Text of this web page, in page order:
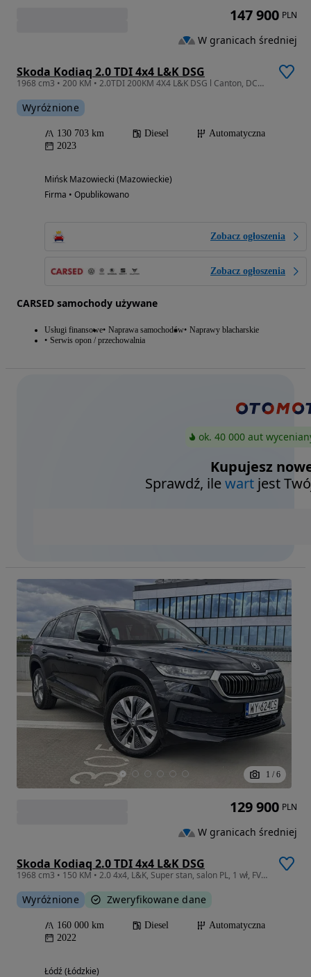
Skoda Kodiaq 2.0 TDI 4x4 L&K DSG
1968 cm3 • 200 KM • 2.0TDI 200KM 4X4 L&K DSG l Canton, DCC, Full LED, Kamera 360°, VAT23%
Wyróżnione
130 703 km Diesel
Automatyczna
2023
Mińsk Mazowiecki (Mazowieckie)
Firma • Opublikowano
Zobacz ogłoszenia
Zobacz ogłoszenia
CARSED samochody używane
Usługi finansowe Naprawa samochodów Naprawy blacharskie
Serwis opon / przechowalnia
147 900 PLN
W granicach średniej
ok. 40 000 aut
Kupujesz
Sprawdź, ilewart jest
1 / 6
Skoda Kodiaq 2.0 TDI 4x4 L&K DSG
1968 cm3 • 150 KM • 2.0 4x4, L&K, Super stan, salon PL, 1 wł, FV 23% WY624CS
Wyróżnione Zweryfikowane dane
160 000 km Diesel
Automatyczna
2022
Łódź (Łódzkie)
129 900 PLN
W granicach średniej